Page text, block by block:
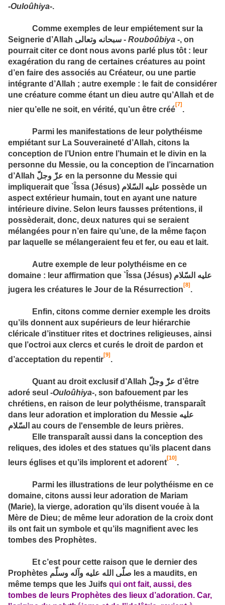
‑Ouloûhiya‑.
Comme exemples de leur empiétement sur la
Seignerie d’Allah سبحانه وتعالى - Rouboûbiya -, on
pourrait citer ce dont nous avons parlé plus tôt : leur
exagération du rang de certaines créatures au point
d’en faire des associés au Créateur, ou une partie
intégrante d’Allah ; autre exemple : le fait de considérer
une créature comme étant un dieu autre qu’Allah et de
nier qu’elle ne soit, en vérité, qu’un être créé
[7]
.
Parmi les manifestations de leur polythéisme
em­piétant sur La Souveraineté d’Allah, citons la
conception de l’Union entre l’humain et le divin en la
personne du Messie, ou la conception de l’incarnation
d’Allah عزّ وجلّ en la personne du Messie qui
impliquerait que `Îssa (Jésus) عليه السّلام possède un
aspect extérieur humain, tout en ayant une nature
intérieure divine. Selon leurs fausses prétentions, il
possèderait, donc, deux natures qui se seraient
mélangées pour n’en faire qu’une, de la même façon
par laquelle se mélangeraient feu et fer, ou eau et lait.
Autre exemple de leur polythéisme en ce
domaine : leur affirmation que `Îssa (Jésus) عليه السّلام
jugera les créatures le Jour de la Résurrection
[8]
.
Enfin, citons comme dernier exemple les droits
qu’ils donnent aux supérieurs de leur hiérarchie
cléricale d’instituer rites et doctrines religieuses, ainsi
que l’octroi aux clercs et curés le droit de pardon et
d’acceptation du repentir
[9]
.
Quant au droit exclusif d’Allah عزّ وجلّ d’être
adoré seul ‑Ouloûhiya‑, son bafouement par les
chrétiens, en raison de leur polythéisme, transparaît
dans leur adoration et imploration du Messie عليه
السّلام au cours de l'ensemble de leurs prières.
Elle transparaît aussi dans la conception des
reliques, des idoles et des statues qu’ils placent dans
leurs églises et qu’ils implorent et adorent
[10]
.
Parmi les illustrations de leur polythéisme en ce
domaine, citons aussi leur adoration de Mariam
(Marie), la vierge, adoration qu’ils disent vouée à la
Mère de Dieu; de même leur adoration de la croix dont
ils ont fait un symbole et qu’ils magnifient avec les
tombes des Prophètes.
Et c’est pour cette raison que le dernier des
Prophètes صلّى الله عليه وآله وسلّم les a maudits, en
même temps que les Juifs qui ont fait, aussi, des
tombes de leurs Prophètes des lieux d’adoration. Car,